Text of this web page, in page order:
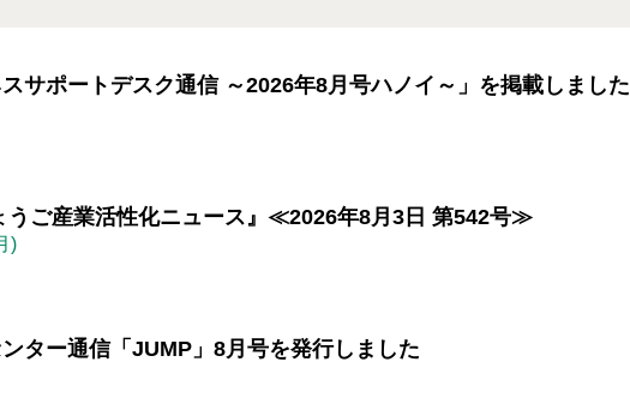
スサポートデスク通信 ～2026年8月号ハノイ～」を掲載しました
うご産業活性化ニュース』≪2026年8月3日 第542号≫
)
ター通信「JUMP」8月号を発行しました